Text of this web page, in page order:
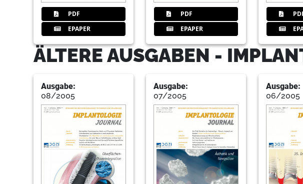
PDF
EPAPER
PDF
EPAPER
ÄLTERE AUSGABEN -
Ausgabe:
08/2005
Ausgabe:
07/2005
Ausgabe:
06/2005